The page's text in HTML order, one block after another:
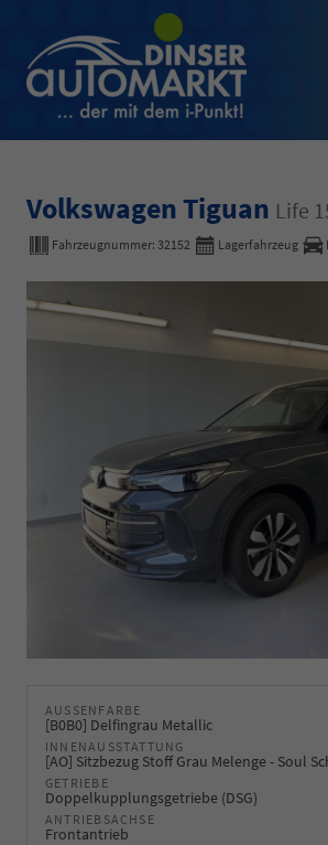
Volkswagen Tiguan Life
Fahrzeugnummer: 32152 Lagerfahrzeug
AUSSENFARBE
[B0B0] Delfingrau Metallic
INNENAUSSTATTUNG
[AO] Sitzbezug Stoff Grau Melenge - Soul
GETRIEBE
Doppelkupplungsgetriebe (DSG)
ANTRIEBSACHSE
Frontantrieb